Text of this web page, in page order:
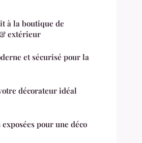
à la boutique de
extérieur
et sécurisé pour la
décorateur idéal
pour une déco